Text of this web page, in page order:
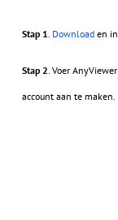
Stap 1. Downloaden
Stap 2. Voer
account aan te maken.